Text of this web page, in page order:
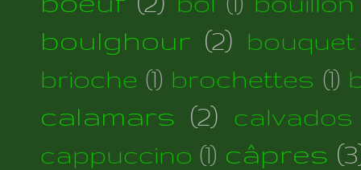
boulghour (2)
brioche (1) brochettes (1)
calamars (2)
calvados
cappuccino (1) câpres